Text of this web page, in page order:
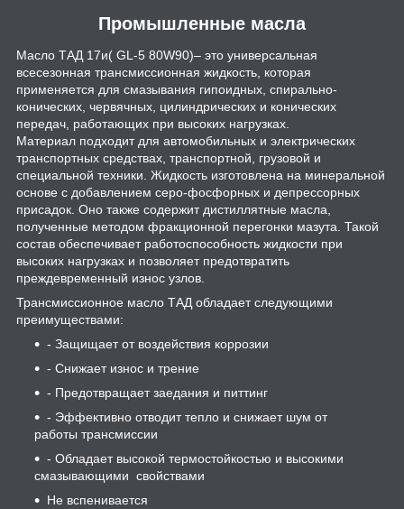
Промышленные масла
Масло ТАД 17и( GL-5 80W90)– это универсальная
всесезонная трансмиссионная жидкость, которая
применяется для смазывания гипоидных, спирально-
конических, червячных, цилиндрических и конических
передач, работающих при высоких нагрузках.
Материал подходит для автомобильных и электрических
транспортных средствах, транспортной, грузовой и
специальной техники. Жидкость изготовлена на минеральной
основе с добавлением серо-фосфорных и депрессорных
присадок. Оно также содержит дистиллятные масла,
полученные методом фракционной перегонки мазута. Такой
состав обеспечивает работоспособность жидкости при
высоких нагрузках и позволяет предотвратить
преждевременный износ узлов.
Трансмиссионное масло ТАД обладает следующими
преимуществами:
- Защищает от воздействия коррозии
- Снижает износ и трение
- Предотвращает заедания и питтинг
- Эффективно отводит тепло и снижает шум от
работы трансмиссии
- Обладает высокой термостойкостью и высокими
смазывающими свойствами
Не вспенивается